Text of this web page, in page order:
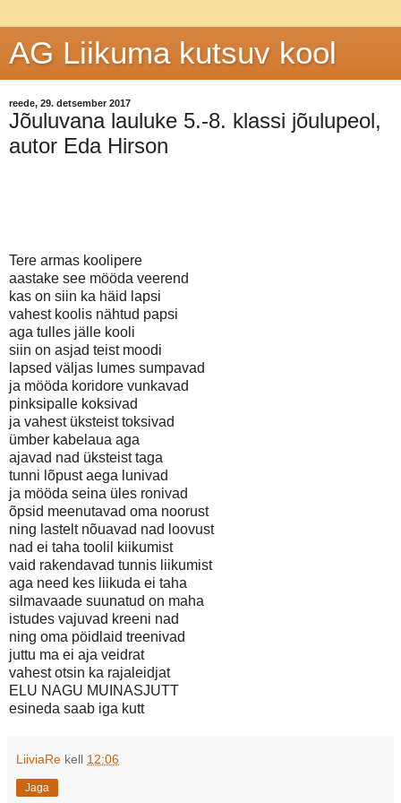
AG Liikuma kutsuv kool
reede, 29. detsember 2017
Jõuluvana lauluke 5.-8. klassi jõulupeol,
autor Eda Hirson
Tere armas koolipere
aastake see mööda veerend
kas on siin ka häid lapsi
vahest koolis nähtud papsi
aga tulles jälle kooli
siin on asjad teist moodi
lapsed väljas lumes sumpavad
ja mööda koridore vunkavad
pinksipalle koksivad
ja vahest üksteist toksivad
ümber kabelaua aga
ajavad nad üksteist taga
tunni lõpust aega lunivad
ja mööda seina üles ronivad
õpsid meenutavad oma noorust
ning lastelt nõuavad nad loovust
nad ei taha toolil kiikumist
vaid rakendavad tunnis liikumist
aga need kes liikuda ei taha
silmavaade suunatud on maha
istudes vajuvad kreeni nad
ning oma pöidlaid treenivad
juttu ma ei aja veidrat
vahest otsin ka rajaleidjat
ELU NAGU MUINASJUTT
esineda saab iga kutt
LiiviaRe kell 12:06
Jaga